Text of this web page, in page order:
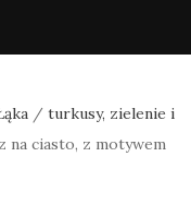
/ turkusy, zielenie i
ciasto, z motywem